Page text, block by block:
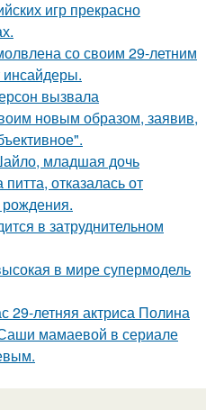
игр прекрасно
со своим 29-летним
вызвала
новым образом, заявив,
младшая дочь
отказалась от
в затруднительном
в мире супермодель
29-летняя актриса Полина
мамаевой в сериале